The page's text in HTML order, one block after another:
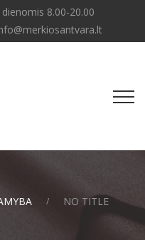
8.00-20.00
NO TITLE